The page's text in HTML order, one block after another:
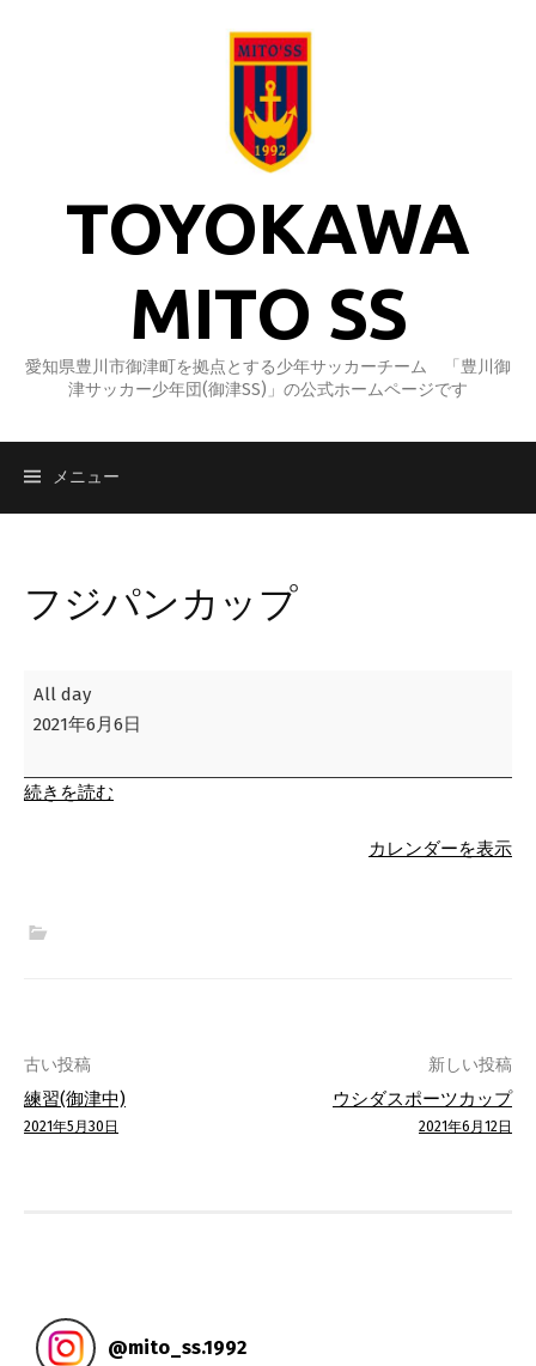
TOYOKAWA
MITO SS
愛知県豊川市御津町を拠点とする少年サッカーチーム 「豊川御
津サッカー少年団(御津SS)」の公式ホームページです
メニュー
フジパンカップ
フ
ジ
ン
カ
All day
2021年6月6日
続きを読む
カレンダーを表示
投
稿
ー
古い投稿
練習(御津中)
2021年5月30日
新しい投稿
ウシダスポーツカップ
2021年6月12日
@mito_ss.1992